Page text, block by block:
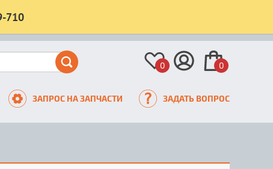
710
0 0
ЗАПРОС НА ЗАПЧАСТИ ЗАДАТЬ ВОПРОС